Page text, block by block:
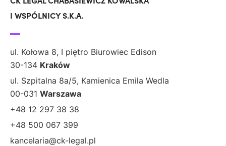
I WSPÓLNICY S.K.A.
ul. Kołowa 8, I piętro Biurowiec Edison
30-134 Kraków
ul. Szpitalna 8a/5, Kamienica Emila Wedla
00-031 Warszawa
+48 12 297 38 38
+48 500 067 399
kancelaria@ck-legal.pl